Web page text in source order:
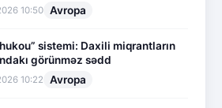
10:50 Avropa
sistemi: Daxili miqrantların
görünməz sədd
10:22 Avropa